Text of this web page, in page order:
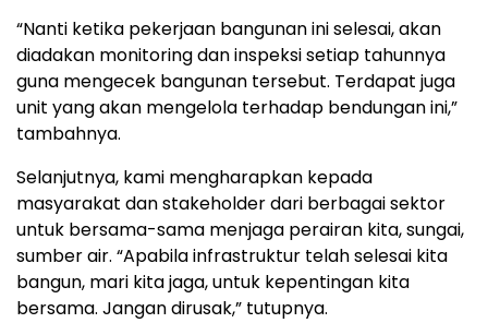
“Nanti ketika pekerjaan bangunan ini selesai, akan
diadakan monitoring dan inspeksi setiap tahunnya
guna mengecek bangunan tersebut. Terdapat juga
unit yang akan mengelola terhadap bendungan ini,”
tambahnya.
Selanjutnya, kami mengharapkan kepada
masyarakat dan stakeholder dari berbagai sektor
untuk bersama-sama menjaga perairan kita, sungai,
sumber air. “Apabila infrastruktur telah selesai kita
bangun, mari kita jaga, untuk kepentingan kita
bersama. Jangan dirusak,” tutupnya.